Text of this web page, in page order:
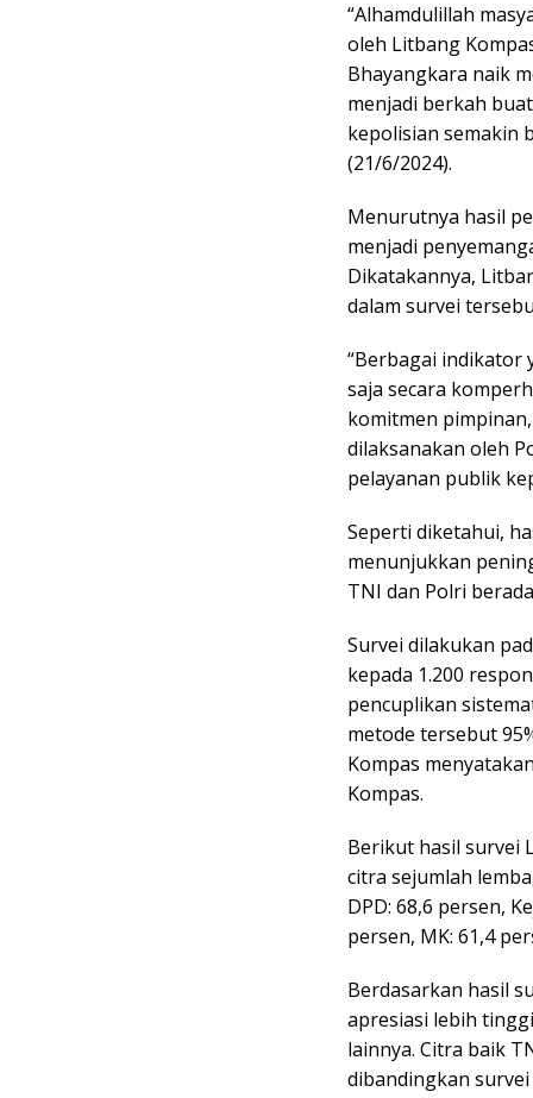
“Alhamdulillah
oleh Litbang
Bhayangkara naik
menjadi berkah
kepolisian semakin
(21/6/2024).
Menurutnya hasil
menjadi
Dikatakannya,
dalam survei
“Berbagai indikator
saja secara
komitmen
dilaksanakan oleh
pelayanan publik
Seperti diketahui,
menunjukkan
TNI dan Polri
Survei dilakukan
kepada 1.200
pencuplikan
metode tersebut
Kompas
Kompas.
Berikut hasil survei
citra sejumlah
DPD: 68,6 persen,
persen, MK: 61,4
Berdasarkan hasil
apresiasi lebih
lainnya. Citra baik
dibandingkan survei